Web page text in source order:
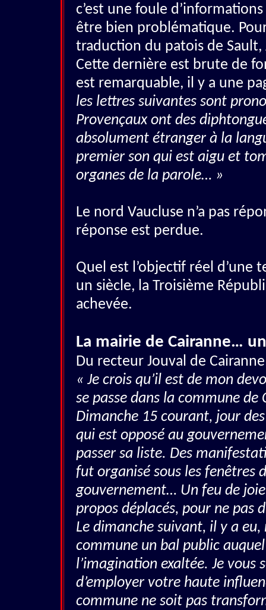
c’est une foule
être bien problématique.
traduction du patois de
Cette dernière est brute de
est remarquable, il y a une
les lettres suivantes sont
Provençaux ont des
absolument étranger à la
premier son qui est aigu et
organes de la parole… »
Le nord Vaucluse n’a pas
réponse est perdue.
Quel est l’objectif réel d’une
un siècle, la Troisième
achevée.
La mairie de Cairanne…
Du recteur Jouval de
« Je crois qu’il est de mon
se passe dans la commune de
Dimanche 15 courant, jour
qui est opposé au
passer sa liste. Des
fut organisé sous les fenêtres
gouvernement… Un feu de
propos déplacés, pour ne pas
Le dimanche suivant, il y a
commune un bal public
l’imagination exaltée. Je vous
d’employer votre haute
commune ne soit pas